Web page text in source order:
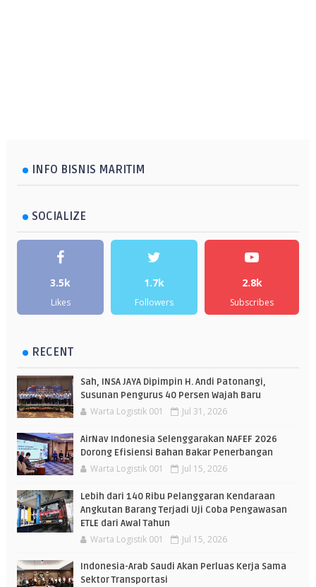
INFO BISNIS MARITIM
SOCIALIZE
3.5k
Likes
1.7k
Followers
2.8k
Subscribes
RECENT
Sah, INSA JAYA Dipimpin H. Andi Patonangi,
Susunan Pengurus 40 Persen Wajah Baru
Warta Logistik 001 Jul 31, 2026
AirNav Indonesia Selenggarakan NAFEF 2026
Dorong Efisiensi Bahan Bakar Penerbangan
Warta Logistik 001 Jul 15, 2026
Lebih dari 140 Ribu Pelanggaran Kendaraan
Angkutan Barang Terjadi Uji Coba Pengawasan
ETLE dari Awal Tahun
Warta Logistik 001 Jul 15, 2026
Indonesia-Arab Saudi Akan Perluas Kerja Sama
Sektor Transportasi